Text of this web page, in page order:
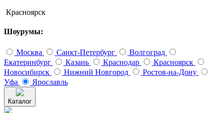
Красноярск
Шоурумы:
Москва Санкт-Петербург
Волгоград
Екатеринбург
Казань Краснодар
Красноярск
Новосибирск
Нижний Новгород
Ростов-на-Дону
Уфа
Ярославль
Каталог